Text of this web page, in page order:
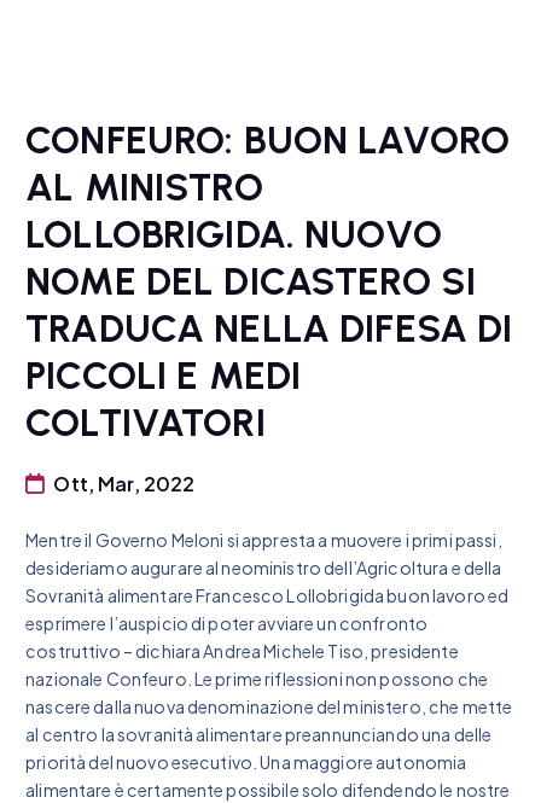
CONFEURO: BUON LAVORO
AL MINISTRO
LOLLOBRIGIDA. NUOVO
NOME DEL DICASTERO SI
TRADUCA NELLA DIFESA DI
PICCOLI E MEDI
COLTIVATORI
Ott, Mar, 2022
Mentre il Governo Meloni si appresta a muovere i primi passi,
desideriamo augurare al neoministro dell’Agricoltura e della
Sovranità alimentare Francesco Lollobrigida buon lavoro ed
esprimere l’auspicio di poter avviare un confronto
costruttivo – dichiara Andrea Michele Tiso, presidente
nazionale Confeuro. Le prime riflessioni non possono che
nascere dalla nuova denominazione del ministero, che mette
al centro la sovranità alimentare preannunciando una delle
priorità del nuovo esecutivo. Una maggiore autonomia
alimentare è certamente possibile solo difendendo le nostre